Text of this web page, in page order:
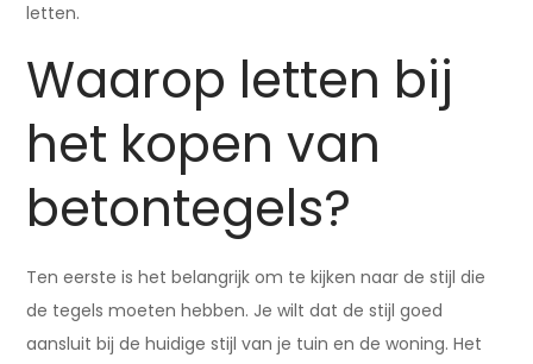
letten.
Waarop letten bij
het kopen van
betontegels?
Ten eerste is het belangrijk om te kijken naar de stijl die
de tegels moeten hebben. Je wilt dat de stijl goed
aansluit bij de huidige stijl van je tuin en de woning. Het